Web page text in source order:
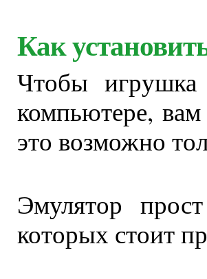
Как
Чтобы
компьютере,
это возможно
Эмулятор
которых стоит